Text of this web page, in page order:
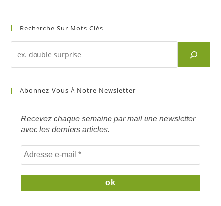
Recherche Sur Mots Clés
d'un
mots
Abonnez-Vous À Notre Newsletter
Recevez chaque semaine par mail une newsletter
avec les derniers articles.